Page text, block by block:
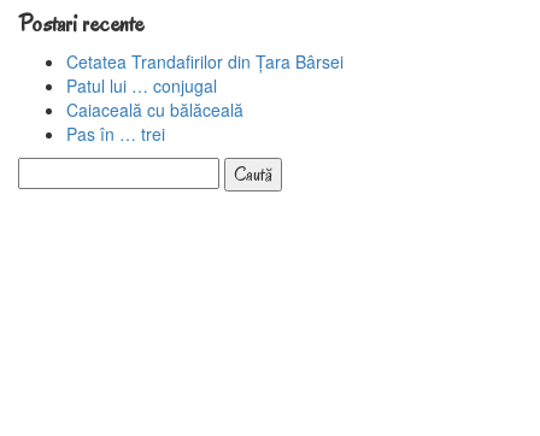
Postari recente
Cetatea Trandafirilor din Țara Bârsei
Patul lui … conjugal
Caiaceală cu bălăceală
Pas în … trei
după: